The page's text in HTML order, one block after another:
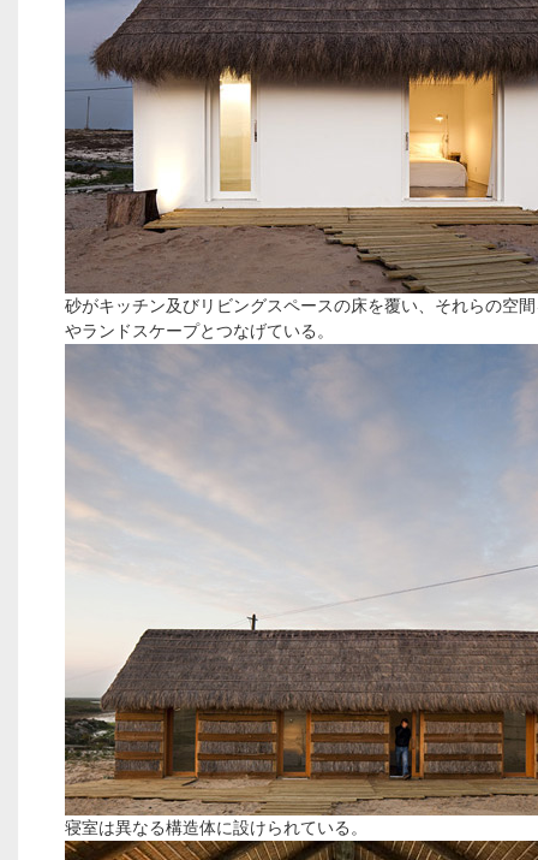
砂がキッチン及びリビングスペースの床を覆い、それらの空
やランドスケープとつなげている。
寝室は異なる構造体に設けられている。